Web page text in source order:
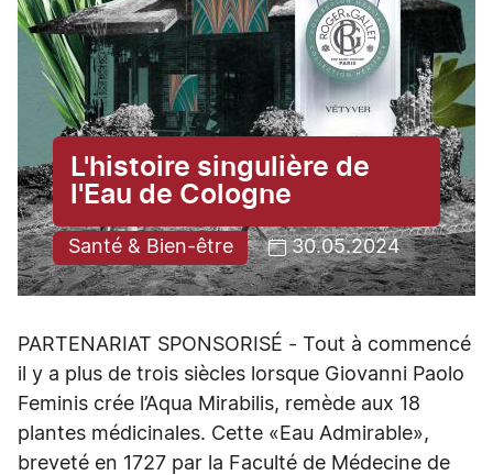
L'histoire singulière de
l'Eau de Cologne
Santé & Bien-être 30.05.2024
PARTENARIAT SPONSORISÉ - Tout à commencé
il y a plus de trois siècles lorsque Giovanni Paolo
Feminis crée l’Aqua Mirabilis, remède aux 18
plantes médicinales. Cette «Eau Admirable»,
breveté en 1727 par la Faculté de Médecine de